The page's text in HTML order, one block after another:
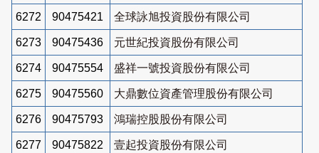
6272 90475421 全球詠旭投資股份有限公司
6273 90475436 元世紀投資股份有限公司
6274 90475554 盛祥一號投資股份有限公司
6275 90475560 大鼎數位資產管理股份有限公司
6276 90475793 鴻瑞控股股份有限公司
6277 90475822 壹起投資股份有限公司